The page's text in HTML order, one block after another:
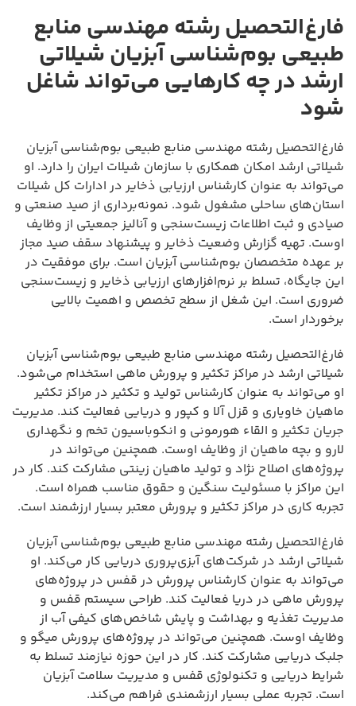
فارغ‌التحصیل رشته مهندسی منابع
طبیعی بوم‌شناسی آبزیان شیلاتی
ارشد در چه کارهایی می‌تواند شاغل
شود
فارغ‌التحصیل رشته مهندسی منابع طبیعی بوم‌شناسی آبزیان
شیلاتی ارشد امکان همکاری با سازمان شیلات ایران را دارد. او
می‌تواند به عنوان کارشناس ارزیابی ذخایر در ادارات کل شیلات
استان‌های ساحلی مشغول شود. نمونه‌برداری از صید صنعتی و
صیادی و ثبت اطلاعات زیست‌سنجی و آنالیز جمعیتی از وظایف
اوست. تهیه گزارش وضعیت ذخایر و پیشنهاد سقف صید مجاز
بر عهده متخصصان بوم‌شناسی آبزیان است. برای موفقیت در
این جایگاه، تسلط بر نرم‌افزارهای ارزیابی ذخایر و زیست‌سنجی
ضروری است. این شغل از سطح تخصص و اهمیت بالایی
برخوردار است.
فارغ‌التحصیل رشته مهندسی منابع طبیعی بوم‌شناسی آبزیان
شیلاتی ارشد در مراکز تکثیر و پرورش ماهی استخدام می‌شود.
او می‌تواند به عنوان کارشناس تولید و تکثیر در مراکز تکثیر
ماهیان خاویاری و قزل آلا و کپور و دریایی فعالیت کند. مدیریت
جریان تکثیر و القاء هورمونی و انکوباسیون تخم و نگهداری
لارو و بچه ماهیان از وظایف اوست. همچنین می‌تواند در
پروژه‌های اصلاح نژاد و تولید ماهیان زینتی مشارکت کند. کار در
این مراکز با مسئولیت سنگین و حقوق مناسب همراه است.
تجربه کاری در مراکز تکثیر و پرورش معتبر بسیار ارزشمند است.
فارغ‌التحصیل رشته مهندسی منابع طبیعی بوم‌شناسی آبزیان
شیلاتی ارشد در شرکت‌های آبزی‌پروری دریایی کار می‌کند. او
می‌تواند به عنوان کارشناس پرورش در قفس در پروژه‌های
پرورش ماهی در دریا فعالیت کند. طراحی سیستم قفس و
مدیریت تغذیه و بهداشت و پایش شاخص‌های کیفی آب از
وظایف اوست. همچنین می‌تواند در پروژه‌های پرورش میگو و
جلبک دریایی مشارکت کند. کار در این حوزه نیازمند تسلط به
شرایط دریایی و تکنولوژی قفس و مدیریت سلامت آبزیان
است. تجربه عملی بسیار ارزشمندی فراهم می‌کند.